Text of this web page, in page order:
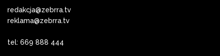
redakcja@zebrra.tv
reklama@zebrra.tv
tel: 669 888 444